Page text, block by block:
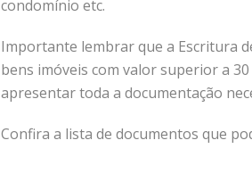
condomínio etc.
Importante lembrar que a Escritura
bens imóveis com valor superior a
apresentar toda a documentação
Confira a lista de documentos que